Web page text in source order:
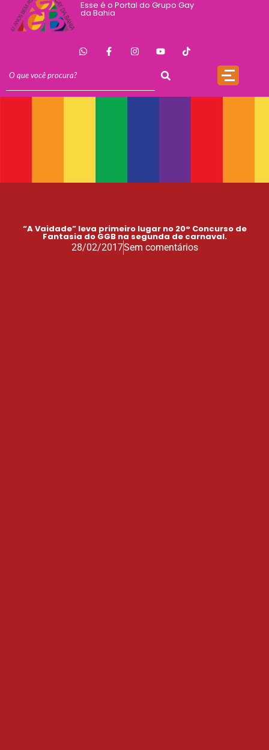
Esse é o Portal do Grupo Gay
da Bahia
“A Vaidade” leva primeiro lugar no 20° Concurso de
Fantasia do GGB na segunda de carnaval.
28/02/2017Sem comentários